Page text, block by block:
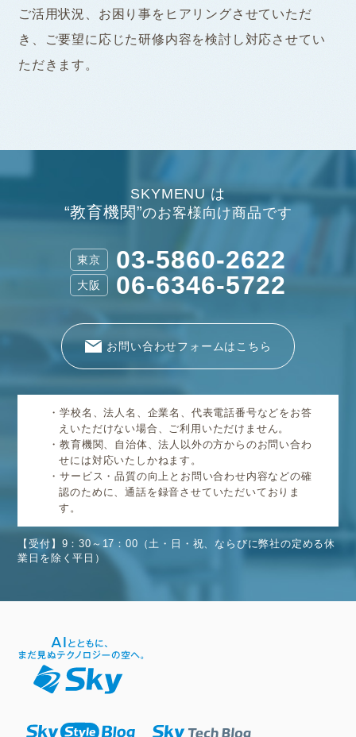
ご活用状況、お困り事をヒアリングさせていただ
き、ご要望に応じた研修内容を検討し対応させてい
ただきます。
SKYMENU は
“教育機関”のお客様向け商品です
東京 03-5860-2622
大阪 06-6346-5722
お問い合わせフォームはこちら
学校名、法人名、企業名、代表電話番号などをお答
えいただけない場合、ご利用いただけません。
教育機関、自治体、法人以外の方からのお問い合わ
せには対応いたしかねます。
サービス・品質の向上とお問い合わせ内容などの確
認のために、通話を録音させていただいておりま
す。
【受付】9：30～17：00（土・日・祝、ならびに弊社の定める休
業日を除く平日）